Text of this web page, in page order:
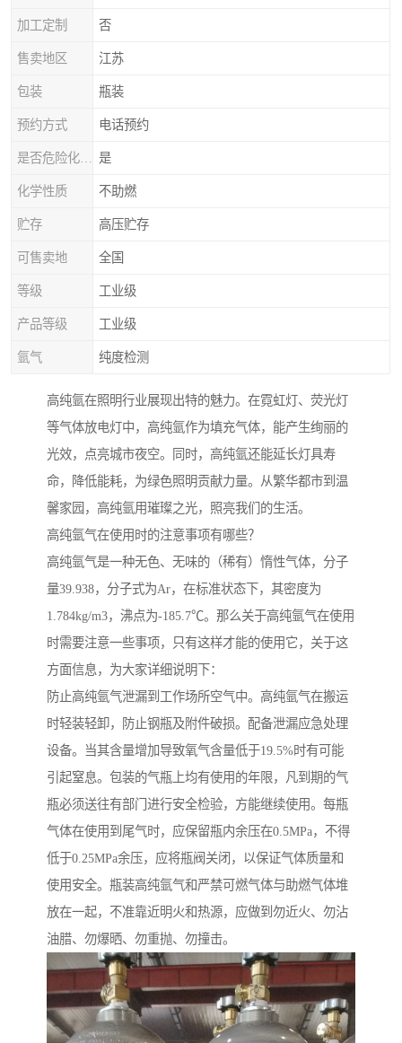
加工定制 否
售卖地区 江苏
包装 瓶装
预约方式 电话预约
是
化学性质 不助燃
贮存 高压贮存
可售卖地 全国
等级 工业级
产品等级 工业级
氩气 纯度检测
高纯氩在照明行业展现出特的魅力。在霓虹灯、荧光灯
等气体放电灯中，高纯氩作为填充气体，能产生绚丽的
光效，点亮城市夜空。同时，高纯氩还能延长灯具寿
命，降低能耗，为绿色照明贡献力量。从繁华都市到温
馨家园，高纯氩用璀璨之光，照亮我们的生活。
高纯氩气在使用时的注意事项有哪些？
高纯氩气是一种无色、无味的（稀有）惰性气体，分子
量39.938，分子式为Ar，在标准状态下，其密度为
1.784kg/m3，沸点为-185.7℃。那么关于高纯氩气在使用
时需要注意一些事项，只有这样才能的使用它，关于这
方面信息，为大家详细说明下：
防止高纯氩气泄漏到工作场所空气中。高纯氩气在搬运
时轻装轻卸，防止钢瓶及附件破损。配备泄漏应急处理
设备。当其含量增加导致氧气含量低于19.5%时有可能
引起窒息。包装的气瓶上均有使用的年限，凡到期的气
瓶必须送往有部门进行安全检验，方能继续使用。每瓶
气体在使用到尾气时，应保留瓶内余压在0.5MPa，不得
低于0.25MPa余压，应将瓶阀关闭，以保证气体质量和
使用安全。瓶装高纯氩气和严禁可燃气体与助燃气体堆
放在一起，不准靠近明火和热源，应做到勿近火、勿沾
油腊、勿爆晒、勿重抛、勿撞击。